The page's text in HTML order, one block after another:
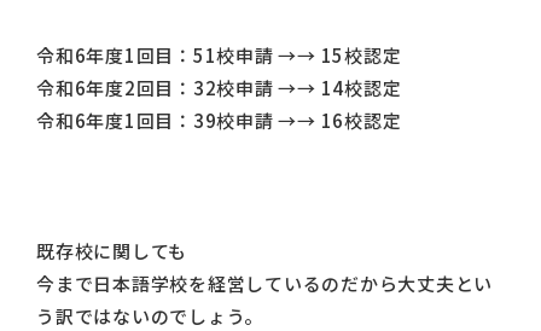
令和6年度1回目：51校申請 →→ 15校認定
令和6年度2回目：32校申請 →→ 14校認定
令和6年度1回目：39校申請 →→ 16校認定
既存校に関しても
今まで日本語学校を経営しているのだから大丈夫とい
う訳ではないのでしょう。